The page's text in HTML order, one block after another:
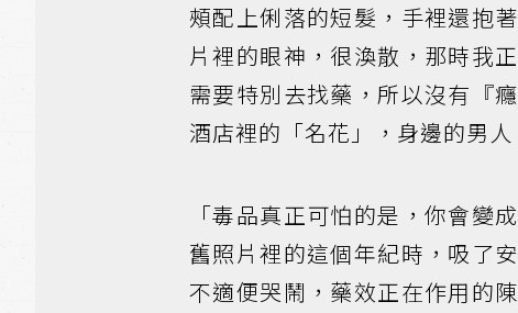
頰配上俐落的短髮，手裡還抱
片裡的眼神，很渙散，那時我
需要特別去找藥，所以沒有『
酒店裡的「名花」，身邊的男
「毒品真正可怕的是，你會變
舊照片裡的這個年紀時，吸了
不適便哭鬧，藥效正在作用的